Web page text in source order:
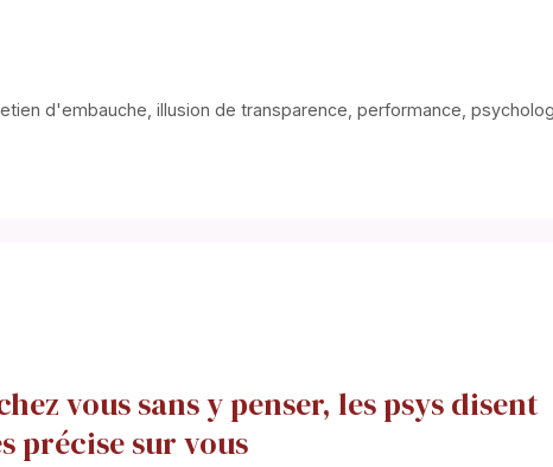
d'embauche illusion de transparence performance
vous sans y penser, les psys disent
précise sur vous